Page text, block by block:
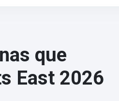
que
East 2026